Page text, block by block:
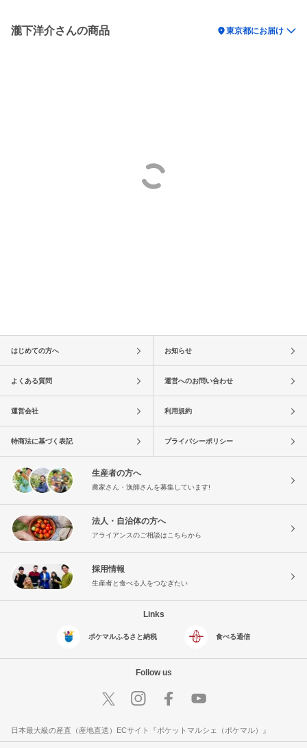
瀧下洋介さんの商品 location_on東京都にお届け
はじめての方へ お知らせ
よくある質問 運営へのお問い合わせ
運営会社 利用規約
特商法に基づく表記 プライバシーポリシー
生産者の方へ
農家さん・漁師さんを募集しています!
法人・自治体の方へ
アライアンスのご相談はこちらから
採用情報
生産者と食べる人をつなぎたい
Links
ポケマルふるさと納税 食べる通信
Follow us
日本最大級の産直（産地直送）ECサイト『ポケットマルシェ（ポケマル）』